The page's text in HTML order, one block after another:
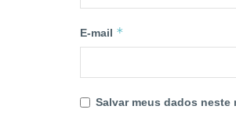
E-mail *
Salvar meus dados neste